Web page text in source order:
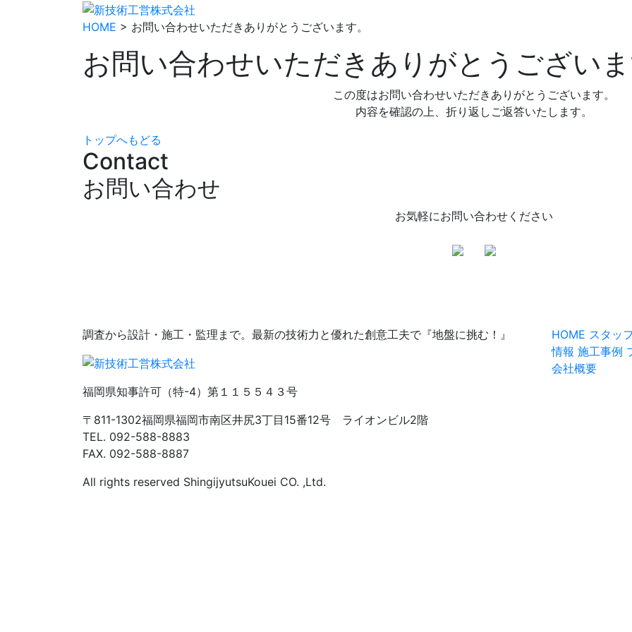
HOME > お問い合わせいただきありがとうございます。
お問い合わせいただきありがとうござい
この度はお問い合わせいただきありがとうございます。
内容を確認の上、折り返しご返答いたします。
トップへもどる
Contact
お問い合わせ
お気軽にお問い合わせください
調査から設計・施工・監理まで。最新の技術力と優れた創意工夫で『地盤に挑む！』
福岡県知事許可（特-4）第１１５５４３号
〒811-1302福岡県福岡市南区井尻3丁目15番12号 ライオンビル2階
TEL. 092-588-8883
FAX. 092-588-8887
All rights reserved ShingijyutsuKouei CO. ,Ltd.
HOME スタッ
情報 施工事例
会社概要